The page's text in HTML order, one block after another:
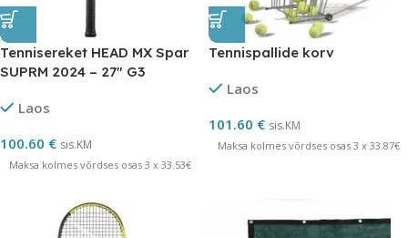
Tennisereket HEAD MX Spar
SUPRM 2024 – 27″ G3
Laos
100.60 € sis.KM
Maksa kolmes võrdses osas 3 x 33.53€
Tennispallide korv
Laos
101.60 € sis.KM
Maksa kolmes võrdses osas 3 x 33.87€